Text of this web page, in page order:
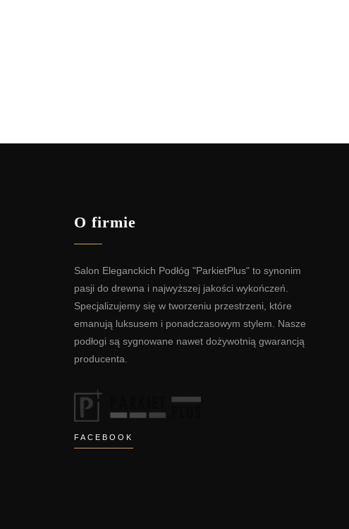
O firmie
Salon Eleganckich Podłóg "ParkietPlus" to synonim
pasji do drewna i najwyższej jakości wykończeń.
Specjalizujemy się w tworzeniu przestrzeni, które
emanują luksusem i ponadczasowym stylem. Nasze
podłogi są sygnowane nawet dożywotnią gwarancją
producenta.
FACEBOOK